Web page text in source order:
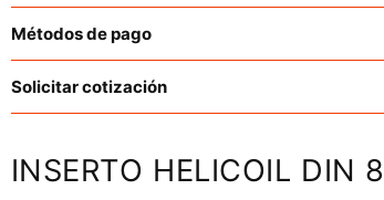
Métodos de pago
Solicitar cotización
INSERTO HELICOIL DIN